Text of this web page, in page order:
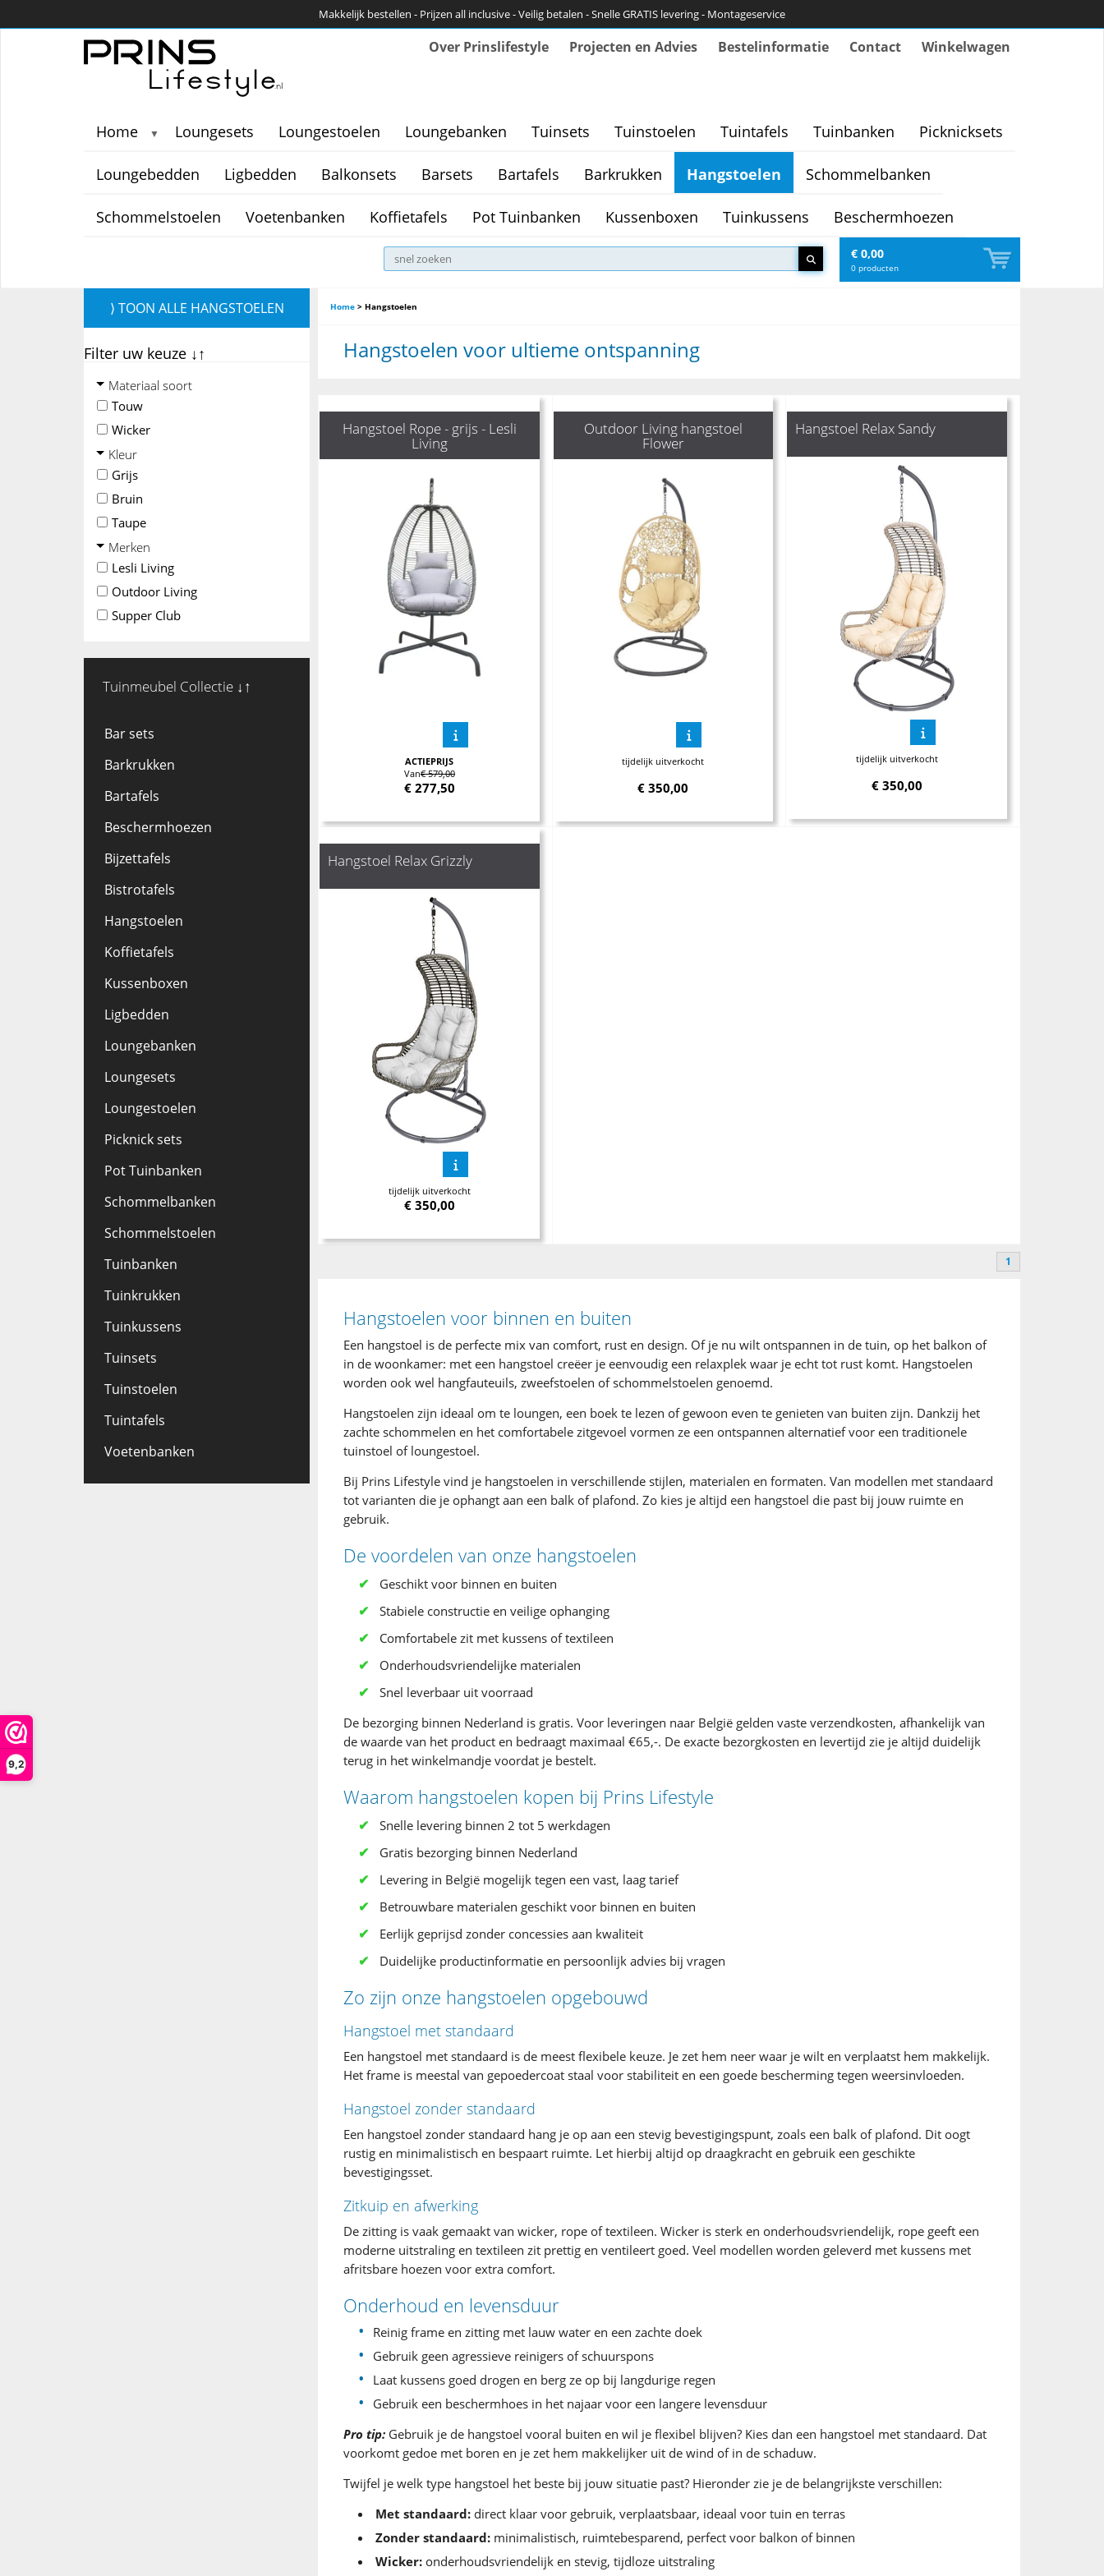
9,2
Makkelijk bestellen - Prijzen all inclusive - Veilig betalen - Snelle GRATIS levering - Montageservice
Over Prinslifestyle Projecten en Advies Bestelinformatie Contact Winkelwagen
Home ▼ Loungesets Loungestoelen Loungebanken Tuinsets Tuinstoelen Tuintafels Tuinbanken Picknicksets
Loungebedden Ligbedden Balkonsets Barsets Bartafels Barkrukken Hangstoelen Schommelbanken
Schommelstoelen Voetenbanken Koffietafels Pot Tuinbanken Kussenboxen Tuinkussens Beschermhoezen
€ 0,00
0 producten
⟩ TOON ALLE HANGSTOELEN
Filter uw keuze ↓↑
Materiaal soort
Touw
Wicker
Kleur
Grijs
Bruin
Taupe
Merken
Lesli Living
Outdoor Living
Supper Club
Tuinmeubel Collectie ↓↑
Bar sets
Barkrukken
Bartafels
Beschermhoezen
Bijzettafels
Bistrotafels
Hangstoelen
Koffietafels
Kussenboxen
Ligbedden
Loungebanken
Loungesets
Loungestoelen
Picknick sets
Pot Tuinbanken
Schommelbanken
Schommelstoelen
Tuinbanken
Tuinkrukken
Tuinkussens
Tuinsets
Tuinstoelen
Tuintafels
Voetenbanken
Home > Hangstoelen
Hangstoelen voor ultieme ontspanning
Hangstoel Rope - grijs - Lesli
Living
ACTIEPRIJS
Van€ 579,00
€ 277,50
Outdoor Living hangstoel
Flower
tijdelijk uitverkocht
€350,00
Hangstoel Relax Sandy
tijdelijk uitverkocht
€350,00
Hangstoel Relax Grizzly
tijdelijk uitverkocht
€ 350,00
1
Hangstoelen voor binnen en buiten
Een hangstoel is de perfecte mix van comfort, rust en design. Of je nu wilt ontspannen in de tuin, op het balkon of
in de woonkamer: met een hangstoel creëer je eenvoudig een relaxplek waar je echt tot rust komt. Hangstoelen
worden ook wel hangfauteuils, zweefstoelen of schommelstoelen genoemd.
Hangstoelen zijn ideaal om te loungen, een boek te lezen of gewoon even te genieten van buiten zijn. Dankzij het
zachte schommelen en het comfortabele zitgevoel vormen ze een ontspannen alternatief voor een traditionele
tuinstoel of loungestoel.
Bij Prins Lifestyle vind je hangstoelen in verschillende stijlen, materialen en formaten. Van modellen met standaard
tot varianten die je ophangt aan een balk of plafond. Zo kies je altijd een hangstoel die past bij jouw ruimte en
gebruik.
De voordelen van onze hangstoelen
Geschikt voor binnen en buiten
Stabiele constructie en veilige ophanging
Comfortabele zit met kussens of textileen
Onderhoudsvriendelijke materialen
Snel leverbaar uit voorraad
De bezorging binnen Nederland is gratis. Voor leveringen naar België gelden vaste verzendkosten, afhankelijk van
de waarde van het product en bedraagt maximaal €65,-. De exacte bezorgkosten en levertijd zie je altijd duidelijk
terug in het winkelmandje voordat je bestelt.
Waarom hangstoelen kopen bij Prins Lifestyle
Snelle levering binnen 2 tot 5 werkdagen
Gratis bezorging binnen Nederland
Levering in België mogelijk tegen een vast, laag tarief
Betrouwbare materialen geschikt voor binnen en buiten
Eerlijk geprijsd zonder concessies aan kwaliteit
Duidelijke productinformatie en persoonlijk advies bij vragen
Zo zijn onze hangstoelen opgebouwd
Hangstoel met standaard
Een hangstoel met standaard is de meest flexibele keuze. Je zet hem neer waar je wilt en verplaatst hem makkelijk.
Het frame is meestal van gepoedercoat staal voor stabiliteit en een goede bescherming tegen weersinvloeden.
Hangstoel zonder standaard
Een hangstoel zonder standaard hang je op aan een stevig bevestigingspunt, zoals een balk of plafond. Dit oogt
rustig en minimalistisch en bespaart ruimte. Let hierbij altijd op draagkracht en gebruik een geschikte
bevestigingsset.
Zitkuip en afwerking
De zitting is vaak gemaakt van wicker, rope of textileen. Wicker is sterk en onderhoudsvriendelijk, rope geeft een
moderne uitstraling en textileen zit prettig en ventileert goed. Veel modellen worden geleverd met kussens met
afritsbare hoezen voor extra comfort.
Onderhoud en levensduur
Reinig frame en zitting met lauw water en een zachte doek
Gebruik geen agressieve reinigers of schuurspons
Laat kussens goed drogen en berg ze op bij langdurige regen
Gebruik een beschermhoes in het najaar voor een langere levensduur
Pro tip: Gebruik je de hangstoel vooral buiten en wil je flexibel blijven? Kies dan een hangstoel met standaard. Dat
voorkomt gedoe met boren en je zet hem makkelijker uit de wind of in de schaduw.
Twijfel je welk type hangstoel het beste bij jouw situatie past? Hieronder zie je de belangrijkste verschillen:
Met standaard: direct klaar voor gebruik, verplaatsbaar, ideaal voor tuin en terras
Zonder standaard: minimalistisch, ruimtebesparend, perfect voor balkon of binnen
Wicker: onderhoudsvriendelijk en stevig, tijdloze uitstraling